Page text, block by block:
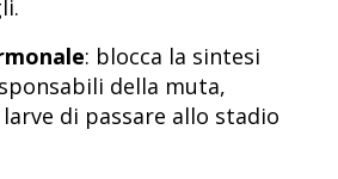
: blocca la sintesi
della muta,
di passare allo stadio